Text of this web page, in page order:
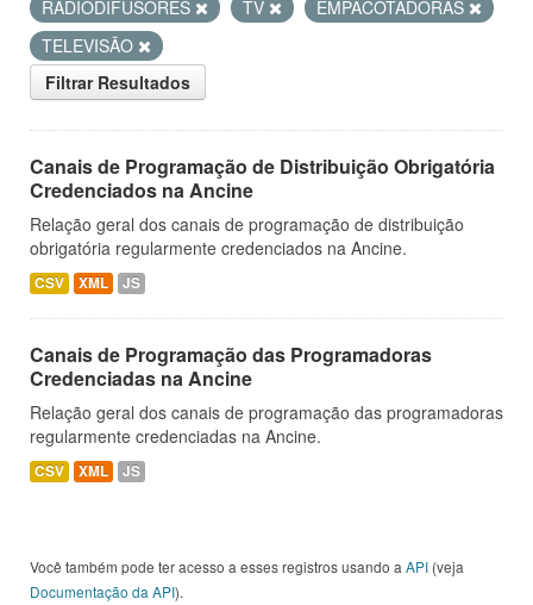
RADIODIFUSORES
TV
EMPACOTADORAS
TELEVISÃO
Filtrar Resultados
Canais de Programação de Distribuição Obrigatória
Credenciados na Ancine
Relação geral dos canais de programação de distribuição
obrigatória regularmente credenciados na Ancine.
CSV XML JS
Canais de Programação das Programadoras
Credenciadas na Ancine
Relação geral dos canais de programação das programadoras
regularmente credenciadas na Ancine.
CSV XML JS
Você também pode ter acesso a esses registros usando a API (veja
Documentação da API).